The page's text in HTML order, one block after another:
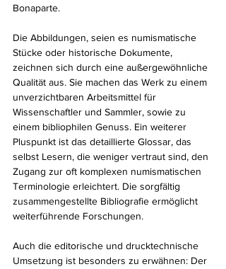
Bonaparte.
Die Abbildungen, seien es numismatische
Stücke oder historische Dokumente,
zeichnen sich durch eine außergewöhnliche
Qualität aus. Sie machen das Werk zu einem
unverzichtbaren Arbeitsmittel für
Wissenschaftler und Sammler, sowie zu
einem bibliophilen Genuss. Ein weiterer
Pluspunkt ist das detaillierte Glossar, das
selbst Lesern, die weniger vertraut sind, den
Zugang zur oft komplexen numismatischen
Terminologie erleichtert. Die sorgfältig
zusammengestellte Bibliografie ermöglicht
weiterführende Forschungen.
Auch die editorische und drucktechnische
Umsetzung ist besonders zu erwähnen: Der